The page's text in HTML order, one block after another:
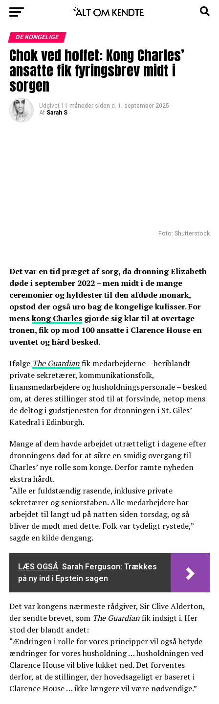
DE KONGELIGE
Chok ved hoffet: Kong Charles’
ansatte fik fyringsbrev midt i
sorgen
Udgivet 11 måneder siden d. 1. september 2025
Af Sarah S
Foto: Shutterstock
Det var en tid præget af sorg, da dronning Elizabeth
døde i september 2022 – men midt i de mange
ceremonier og hyldester til den afdøde monark,
opstod der også uro bag de kongelige kulisser. For
menskong Charlesgjorde sig klar til at overtage
tronen, fik op mod 100 ansatte i Clarence House en
uventet og hård besked.
Ifølge The Guardianfik medarbejderne – heriblandt
private sekretærer, kommunikationsfolk,
finansmedarbejdere og husholdningspersonale – besked
om, at deres stillinger stod til at forsvinde, netop mens
de deltog i gudstjenesten for dronningen i St. Giles’
Katedral i Edinburgh.
Mange af dem havde arbejdet utrætteligt i dagene efter
dronningens død for at sikre en smidig overgang til
Charles’ nye rolle som konge. Derfor ramte nyheden
ekstra hårdt.
“Alle er fuldstændig rasende, inklusive private
sekretærer og seniorstaben. Alle medarbejdere har
arbejdet til langt ud på natten siden torsdag, og så
bliver de mødt med dette. Folk var tydeligt rystede,”
sagde en kilde dengang.
LÆS OGSÅ Sarah Ferguson: Trækkes
på ny ind i Epstein sagen
Det var kongens nærmeste rådgiver, Sir Clive Alderton,
der sendte brevet, som The Guardianfik indsigt i. Her
stod der blandt andet:
“Ændringen i rolle for vores principper vil også betyde
ændringer for vores husholdning … husholdningen ved
Clarence House vil blive lukket ned. Det forventes
derfor, at de stillinger, der hovedsageligt er baseret i
Clarence House … ikke længere vil være nødvendige.”